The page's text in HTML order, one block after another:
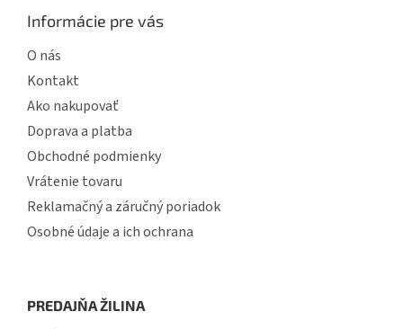
Informácie pre vás
O nás
Kontakt
Ako nakupovať
Doprava a platba
Obchodné podmienky
Vrátenie tovaru
Reklamačný a záručný poriadok
Osobné údaje a ich ochrana
PREDAJŇA ŽILINA